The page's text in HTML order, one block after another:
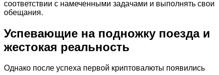
соответствии с намеченными задачами и выполнять свои
обещания.
Успевающие на подножку поезда и
жестокая реальность
Однако после успеха первой криптовалюты появились